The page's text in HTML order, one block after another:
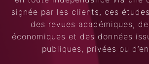
signée par les clients, ces
des revues académiques,
économiques et des données
publiques, privées ou